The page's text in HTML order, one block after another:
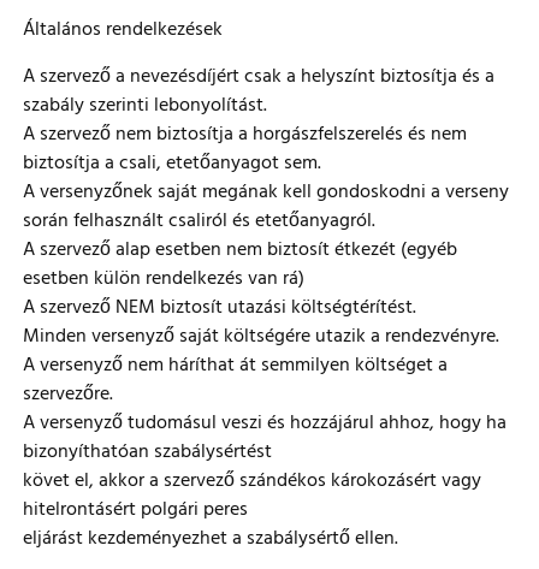
Általános rendelkezések
A szervező a nevezésdíjért csak a helyszínt biztosítja és a
szabály szerinti lebonyolítást.
A szervező nem biztosítja a horgászfelszerelés és nem
biztosítja a csali, etetőanyagot sem.
A versenyzőnek saját megának kell gondoskodni a verseny
során felhasznált csaliról és etetőanyagról.
A szervező alap esetben nem biztosít étkezét (egyéb
esetben külön rendelkezés van rá)
A szervező NEM biztosít utazási költségtérítést.
Minden versenyző saját költségére utazik a rendezvényre.
A versenyző nem háríthat át semmilyen költséget a
szervezőre.
A versenyző tudomásul veszi és hozzájárul ahhoz, hogy ha
bizonyíthatóan szabálysértést
követ el, akkor a szervező szándékos károkozásért vagy
hitelrontásért polgári peres
eljárást kezdeményezhet a szabálysértő ellen.